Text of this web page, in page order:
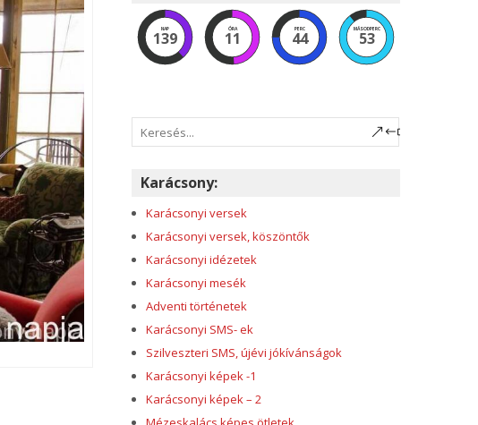
NAP
139
ÓRA
11
PERC
44
MÁSODPERC
52
Karácsony:
Karácsonyi versek
Karácsonyi versek, köszöntők
Karácsonyi idézetek
Karácsonyi mesék
Adventi történetek
Karácsonyi SMS- ek
Szilveszteri SMS, újévi jókívánságok
Karácsonyi képek -1
Karácsonyi képek – 2